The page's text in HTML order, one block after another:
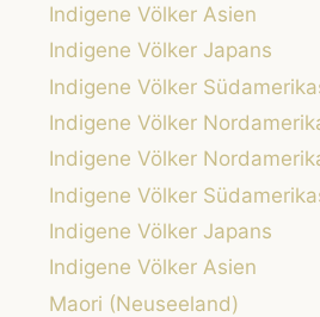
Indigene Völker Asien
Indigene Völker Japans
Indigene Völker
Indigene Völker
Indigene Völker
Indigene Völker
Indigene Völker Japans
Indigene Völker Asien
Maori (Neuseeland)